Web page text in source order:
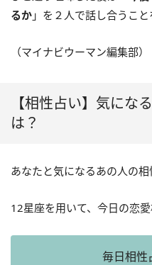
るか 」を２人で話し合うこ
（マイナビウーマン編集部）
【相性占い】気にな
は？
あなたと気になるあの人の相
12星座を用いて、今日の恋
毎日相性